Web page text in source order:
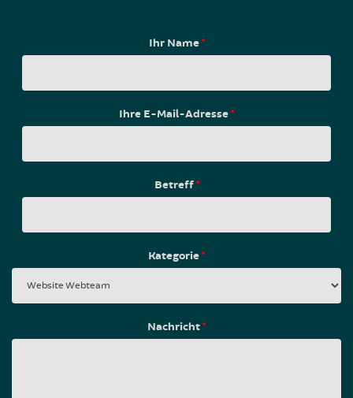
Ihr Name*
Ihre E-Mail-Adresse*
Betreff*
Kategorie*
Nachricht*